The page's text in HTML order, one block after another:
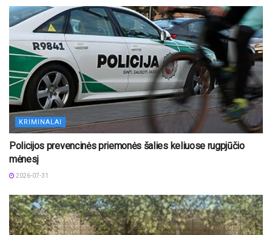
KRIMINALAI
Policijos prevencinės priemonės šalies keliuose rugpjūčio
mėnesį
2026-07-31